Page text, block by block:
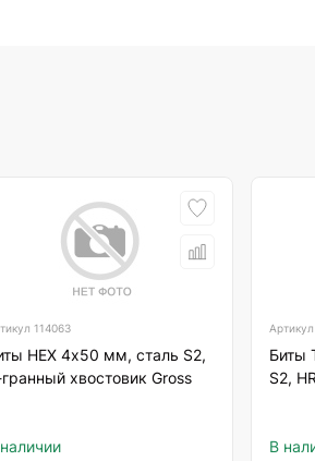
114063
HEX 4х50 мм, сталь S2,
хвостовик Gross
Артикул
Биты
S2,
В